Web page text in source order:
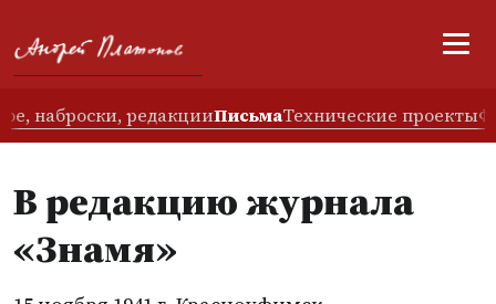
наброски, редакцииПисьмаТехнические проекты
В редакцию журнала
«Знамя»